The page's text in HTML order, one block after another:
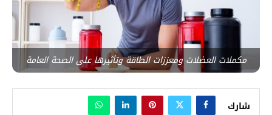
مكملات العضلات ومعززات الطاقة وتأثيرها على الصحة العامة
شارك